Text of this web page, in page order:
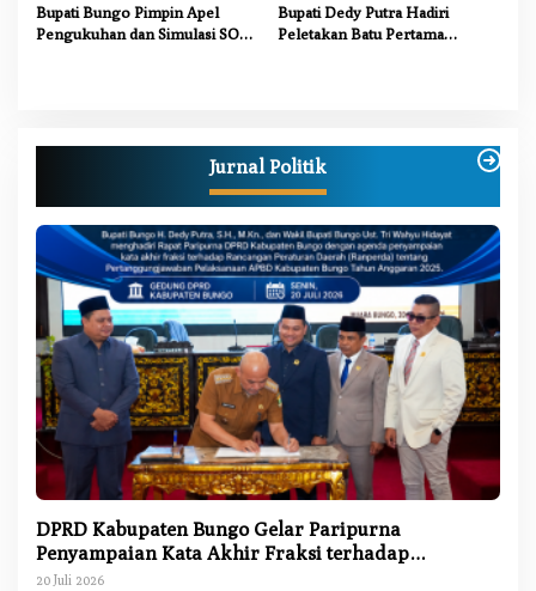
Bupati Bungo Pimpin Apel
Pengukuhan dan Simulasi SOP
Bupati Dedy Putra Hadiri
Peletakan Batu Pertama
Jurnal Politik
DPRD Kabupaten Bungo Gelar Paripurna
Penyampaian Kata Akhir Fraksi terhadap
Ranperda Pertanggungjawaban APBD 2025
20 Juli 2026